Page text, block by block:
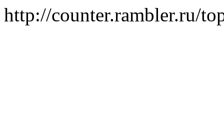
http://counter.rambler.ru/